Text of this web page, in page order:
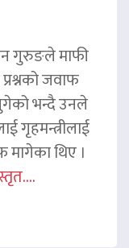
गुरुङले माफी
जवाफ
भन्दै उनले
गृहमन्त्रीलाई
मागेका थिए ।